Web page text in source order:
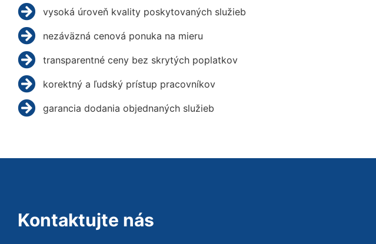
vysoká úroveň kvality poskytovaných služieb
nezáväzná cenová ponuka na mieru
transparentné ceny bez skrytých poplatkov
korektný a ľudský prístup pracovníkov
garancia dodania objednaných služieb
Kontaktujte nás